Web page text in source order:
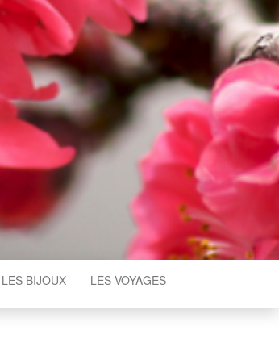
LES BIJOUX LES VOYAGES